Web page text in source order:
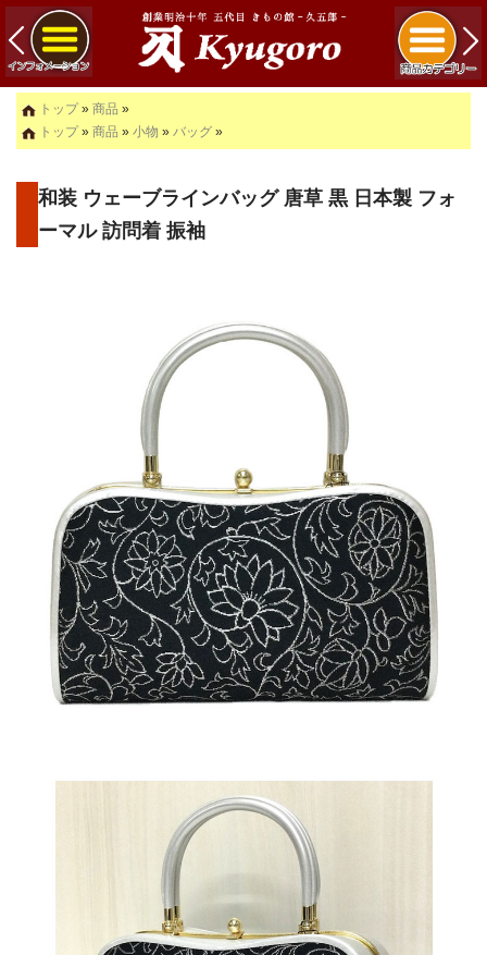
トップ» 商品 »
トップ» 商品 » 小物 » バッグ »
和装 ウェーブラインバッグ 唐草 黒 日本製 フォ
ーマル 訪問着 振袖